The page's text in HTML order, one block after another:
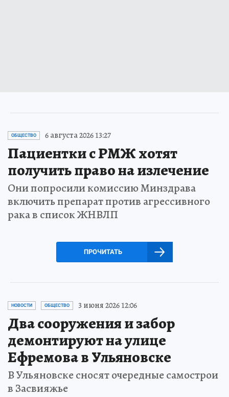
ОБЩЕСТВО 6 августа 2026 13:27
Пациентки с РМЖ хотят
получить право на излечение
Они попросили комиссию Минздрава
включить препарат против агрессивного
рака в список ЖНВЛП
ПРОЧИТАТЬ
НОВОСТИ ОБЩЕСТВО 3 июня 2026 12:06
Два сооружения и забор
демонтируют на улице
Ефремова в Ульяновске
В Ульяновске сносят очередные самострои
в Засвияжье